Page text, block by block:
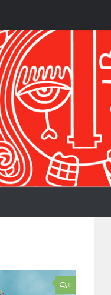
0